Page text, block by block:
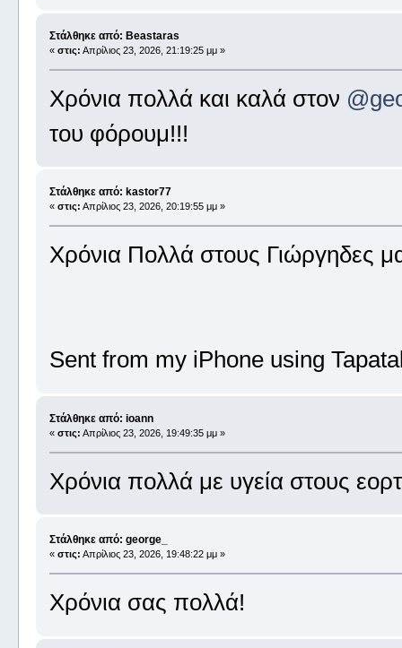
Στάλθηκε από: Beastaras
« στις: Απρίλιος 23, 2026, 21:19:25 μμ »
Χρόνια πολλά και καλά στον
του φόρουμ!!!
Στάλθηκε από: kastor77
« στις: Απρίλιος 23, 2026, 20:19:55 μμ »
Χρόνια Πολλά στους Γιώργηδες
Sent from my iPhone using
Στάλθηκε από: ioann
« στις: Απρίλιος 23, 2026, 19:49:35 μμ »
Χρόνια πολλά με υγεία στους
Στάλθηκε από: george_
« στις: Απρίλιος 23, 2026, 19:48:22 μμ »
Χρόνια σας πολλά!